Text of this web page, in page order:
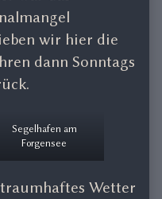
wir hier die
dann Sonntags
Segelhafen am
Forgensee
Wetter